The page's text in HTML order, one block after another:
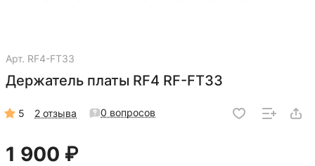
Арт. RF4-FT33
Держатель платы RF4 RF-FT33
5 2 отзыва 0 вопросов
1 900 ₽